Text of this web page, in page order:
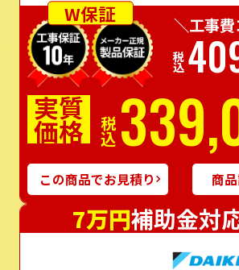
W保証
＼工事
税込
実質
価格 税込
この商品でお見積り 商
7万円補助金対